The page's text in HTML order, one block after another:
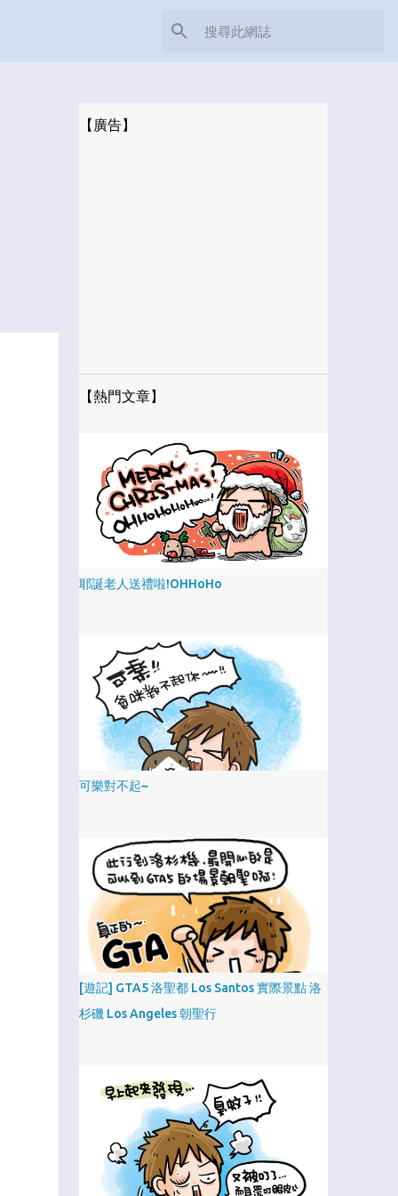
【廣告】
【熱門文章】
耶誕老人送禮啦!OHHoHo
可樂對不起~
[遊記] GTA5 洛聖都 Los Santos 實際景點 洛
杉磯 Los Angeles 朝聖行